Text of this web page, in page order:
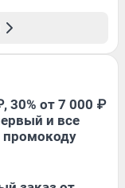
30% от 7 000 ₽
и все
промокоду